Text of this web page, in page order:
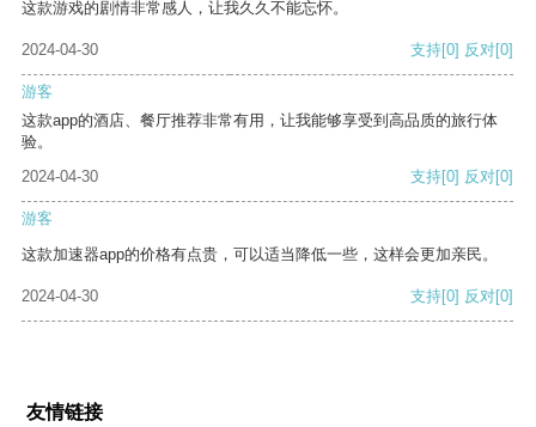
这款游戏的剧情非常感人，让我久久不能忘怀。
2024-04-30 支持[0] 反对[0]
游客
这款app的酒店、餐厅推荐非常有用，让我能够享受到高品质的旅行体
验。
2024-04-30
支持[0] 反对[0]
游客
这款加速器app的价格有点贵，可以适当降低一些，这样会更加亲民。
2024-04-30 支持[0] 反对[0]
友情链接